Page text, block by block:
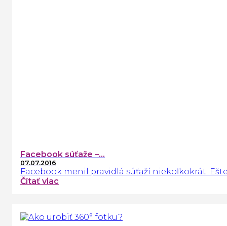
Facebook súťaže –...
07.07.2016
Facebook menil pravidlá súťaží niekoľkokrát.
Čítať viac